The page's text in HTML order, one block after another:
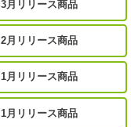
3月リリース商品
2月リリース商品
1月リリース商品
1月リリース商品